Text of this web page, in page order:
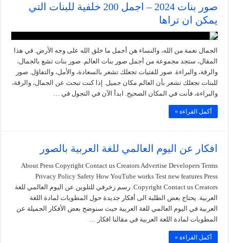
صور بنات 2024 – اجمل 200 خلفية للبنات التي
يمكن ان تراها
الجمال نعمة من الله، والنساء هن أجمل ما خلق الله على وجه الأرض. في هذا
المقال، ستجد مجموعة من أجمل صور بنات العالم. صور بنات تشع بالجمال،
والرقة، والبراءة. صور للفتيات تجعلك تشعر بالسعادة، والأمل، والتفاؤل. صور
للبنات تجعلك تشعر بأن العالم مكان جميل. إذا كنت تبحث عن الجمال، والرقة،
والبراءة، فأنت في المكان الصحيح. ابدأ الآن في التجول في …
أكمل القراءة »
افكار عن اليوم العالمي للغة العربية بالصور
About Press Copyright Contact us Creators Advertise Developers Terms
Privacy Policy Safety How YouTube works Test new features Press
Copyright Contact us Creators. رسم زخرفي للتلوين عن اليوم العالمي للغة
العربية. يحتاج بعض الطلبة الى أفكار جديدة حول المطويات لمادة اللغة
العربية في اليوم العالمي للغة العربية حيث سنوضح بعض الأفكار الجميلة عن
المطويات لمادة اللغة العربية في مقالنا افكار …
أكمل القراءة »